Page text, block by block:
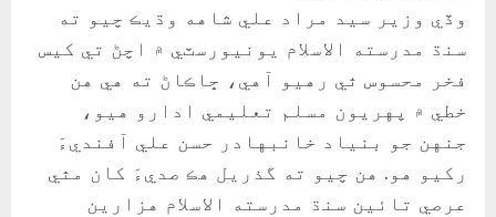
وڏي وزير سيد مراد علي شاهه وڌيڪ چيو ته
سنڌ مدرسته الاسلام يونيورسٽي ۾ اچڻ تي کيس
فخر محسوس ٿي رهيو آهي، ڇاڪاڻ ته هي هن
خطي ۾ پهريون مسلم تعليمي ادارو هيو،
جنهن جو بنياد خانبهادر حسن علي آفنديءَ
رکيو هو. هن چيو ته گذريل هڪ صديءَ کان مٿي
عرصي تائين سنڌ مدرسته الاسلام هزارين